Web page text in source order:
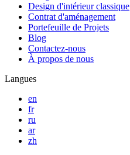
Design d'intérieur classique
Contrat d'aménagement
Portefeuille de Projets
Blog
Contactez-nous
À propos de nous
Langues
en
fr
ru
ar
zh